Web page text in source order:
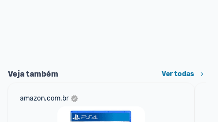
Veja também Ver todas
amazon.com.br